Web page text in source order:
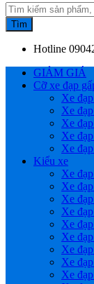
Tìm
Hotline
GIẢM GIÁ
Cỡ xe đạp
Xe
Xe
Xe
Xe
Xe
Kiểu xe
Xe
Xe
Xe
Xe
Xe
Xe
Xe
Xe
Xe